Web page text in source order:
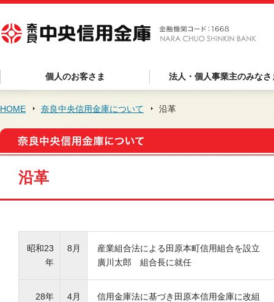
個人のお客さま 法人・個人事業主のみなさ
HOME 奈良中央信用金庫について 沿革
沿革
昭和23
年
8月
産業組合法による田原本町信用組合を設立
廣川太郎 組合長に就任
28年 4月 信用金庫法に基づき田原本信用金庫に改組